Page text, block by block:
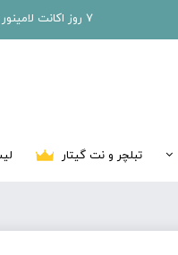
7 روز اکانت لامینور رایگان فقط با ثبت نام در سایت
تبلچر و نت گیتار